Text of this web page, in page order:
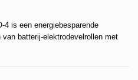
4 is een energiebesparende
batterij-elektrodevelrollen met